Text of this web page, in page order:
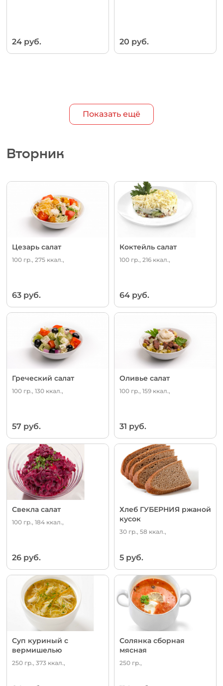
24 руб. 20 руб.
Показать ещё
Вторник
Цезарь салат
100 гр., 275 ккал.,
63 руб.
Коктейль салат
100 гр., 216 ккал.,
64 руб.
Греческий салат
100 гр., 130 ккал.,
57 руб.
Оливье салат
100 гр., 159 ккал.,
31 руб.
Свекла салат
100 гр., 184 ккал.,
26 руб.
Хлеб ГУБЕРНИЯ ржаной
кусок
30 гр., 58 ккал.,
5 руб.
Суп куриный с
вермишелью
250 гр., 373 ккал.,
Солянка сборная
мясная
250 гр.,